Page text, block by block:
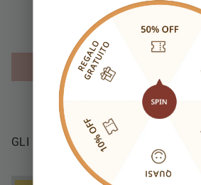
Sii il primo a scrivere una
Write a
GLI STILI PIÙ AMATI